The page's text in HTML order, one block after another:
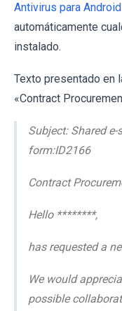
Antivirus para Android
automáticamente
instalado.
Texto presentado en
«Contract
Subject: Shared
form:ID2166
Contract
Hello ********,
has requested a
We would
possible